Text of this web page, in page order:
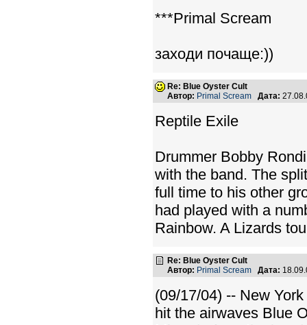
***Primal Scream
заходи почаще:))
Re: Blue Oyster Cult
Автор: Primal Scream Дата:
Reptile Exile
Drummer Bobby
with the band. The
full time to his other
had played with a
Rainbow. A Lizards
Re: Blue Oyster Cult
Автор: Primal Scream Дата:
(09/17/04) -- New
hit the airwaves Blue